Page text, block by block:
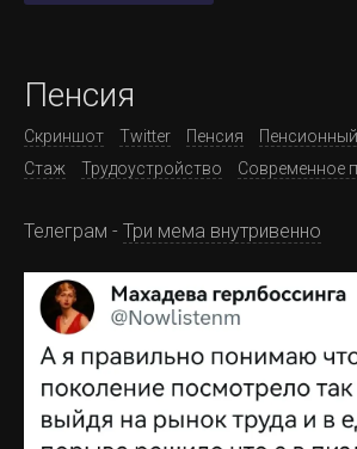
Пенсия
Скриншот Twitter Пенсия
Стаж
Трудоустройство Современное
Телеграм - Три мема внутривенно